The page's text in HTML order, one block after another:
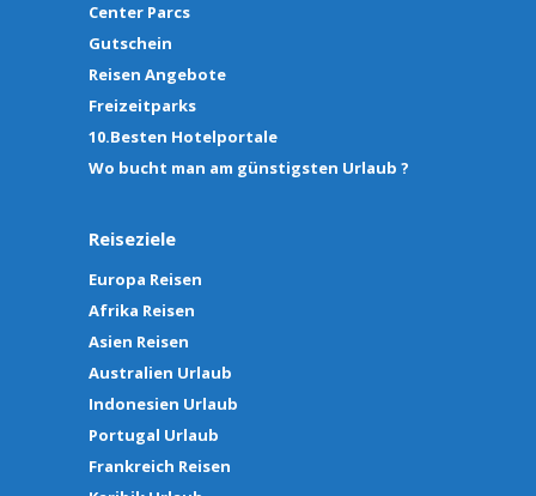
Center Parcs
Gutschein
Reisen Angebote
Freizeitparks
10.Besten Hotelportale
Wo bucht man am günstigsten Urlaub ?
Reiseziele
Europa Reisen
Afrika Reisen
Asien Reisen
Australien Urlaub
Indonesien Urlaub
Portugal Urlaub
Frankreich Reisen